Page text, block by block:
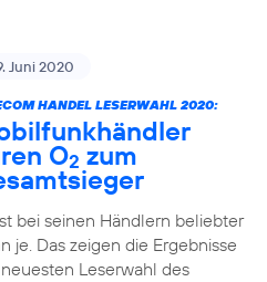
Juni 2020
HANDEL LESERWAHL 2020:
O2 zum
bei seinen Händlern beliebter
je. Das zeigen die Ergebnisse
Leserwahl des